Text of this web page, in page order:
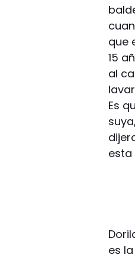
que
15
al
Es
esta
es